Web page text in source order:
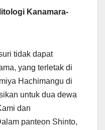
Kanamara-
tidak dapat
yang terletak di
Hachimangu di
untuk dua dewa
dan
panteon Shinto,